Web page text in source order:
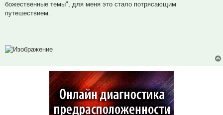
божественные темы", для меня это стало потрясающим
путешествием.